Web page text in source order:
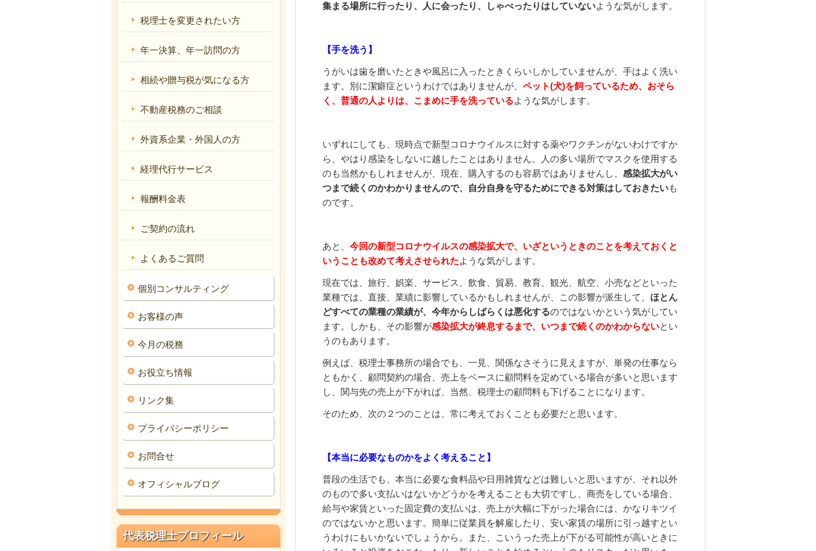
集まる場所に行ったり、人に会ったり、しゃべったりはしていないような気がします。
【手を洗う】
うがいは歯を磨いたときや風呂に入ったときくらいしかしていませんが、手はよく洗い
ます。別に潔癖症というわけではありませんが、 ペット(犬)を飼っているため、おそら
く、普通の人よりは、こまめに手を洗っているような気がします。
いずれにしても、現時点で新型コロナウイルスに対する薬やワクチンがないわけですか
ら、やはり感染をしないに越したことはありません。人の多い場所でマスクを使用する
のも当然かもしれませんが、現在、購入するのも容易ではありませんし、 感染拡大がい
つまで続くのかわかりませんので、自分自身を守るためにできる対策はしておきたいも
のです。
あと、 今回の新型コロナウイルスの感染拡大で、いざというときのことを考えておくと
いうことも改めて考えさせられたような気がします。
現在では、旅行、娯楽、サービス、飲食、貿易、教育、観光、航空、小売などといった
業種では、直接、業績に影響しているかもしれませんが、この影響が派生して、 ほとん
どすべての業種の業績が、今年からしばらくは悪化するのではないかという気がしてい
ます。しかも、その影響が感染拡大が終息するまで、いつまで続くのかわからないとい
うのもあります。
例えば、税理士事務所の場合でも、一見、関係なさそうに見えますが、単発の仕事なら
ともかく、顧問契約の場合、売上をベースに顧問料を定めている場合が多いと思います
し、関与先の売上が下がれば、当然、税理士の顧問料も下げることになります。
そのため、次の２つのことは、常に考えておくことも必要だと思います。
【本当に必要なものかをよく考えること】
普段の生活でも、本当に必要な食料品や日用雑貨などは難しいと思いますが、それ以外
のもので多い支払いはないかどうかを考えることも大切ですし、商売をしている場合、
給与や家賃といった固定費の支払いは、売上が大幅に下がった場合には、かなりキツイ
のではないかと思います。簡単に従業員を解雇したり、安い家賃の場所に引っ越すとい
うわけにもいかないでしょうから。また、こいうった売上が下がる可能性が高いときに
税理士を変更されたい方
年一決算、年一訪問の方
相続や贈与税が気になる方
不動産税務のご相談
外資系企業・外国人の方
経理代行サービス
報酬料金表
ご契約の流れ
よくあるご質問
個別コンサルティング
お客様の声
今月の税務
お役立ち情報
リンク集
プライバシーポリシー
お問合せ
オフィシャルブログ
代表税理士プロフィール